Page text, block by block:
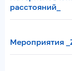
расстояний_
Мероприятия